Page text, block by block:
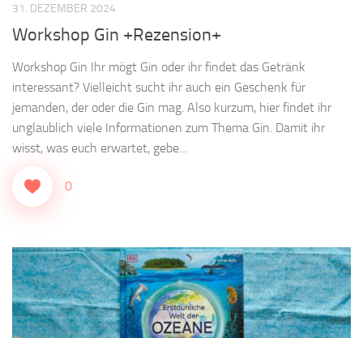
31. DEZEMBER 2024
Workshop Gin +Rezension+
Workshop Gin Ihr mögt Gin oder ihr findet das Getränk
interessant? Vielleicht sucht ihr auch ein Geschenk für
jemanden, der oder die Gin mag. Also kurzum, hier findet ihr
unglaublich viele Informationen zum Thema Gin. Damit ihr
wisst, was euch erwartet, gebe...
0